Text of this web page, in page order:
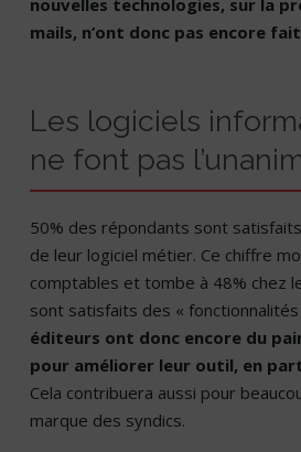
nouvelles technologies, sur la
mails, n’ont donc pas encore
Les logiciels
ne font pas
50% des répondants sont
de leur logiciel métier. Ce chiffre
comptables et tombe à 48% chez
sont satisfaits des « fonctionnalités
éditeurs ont donc encore du
pour améliorer leur outil, en
Cela contribuera aussi pour
marque des syndics.